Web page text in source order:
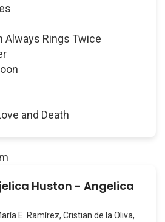
Always Rings Twice
and Death
Huston - Angelica
E. Ramírez, Cristian de la Oliva,